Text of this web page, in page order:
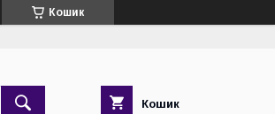
Кошик
Кошик